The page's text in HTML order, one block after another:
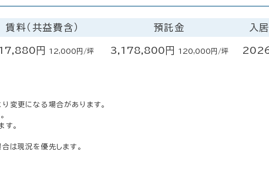
賃料（共益費含） 預託金 入
円 12,000円/坪 3,178,800円 120,000円/坪
変更になる場合があります。
。
は現況を優先します。